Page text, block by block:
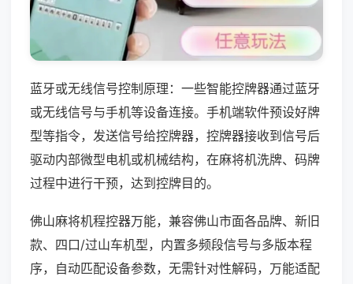
蓝牙或无线信号控制原理：一些智能控牌器通过蓝牙
或无线信号与手机等设备连接。手机端软件预设好牌
型等指令，发送信号给控牌器，控牌器接收到信号后
驱动内部微型电机或机械结构，在麻将机洗牌、码牌
过程中进行干预，达到控牌目的。
佛山麻将机程控器万能，兼容佛山市面各品牌、新旧
款、四口/过山车机型，内置多频段信号与多版本程
序，自动匹配设备参数，无需针对性解码，万能适配